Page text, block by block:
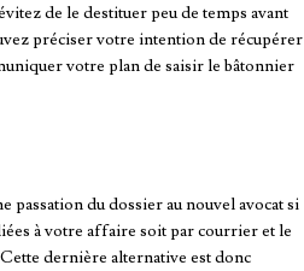
de le destituer peu de temps avant
préciser votre intention de récupérer
votre plan de saisir le bâtonnier
du dossier au nouvel avocat si
à votre affaire soit par courrier et le
dernière alternative est donc